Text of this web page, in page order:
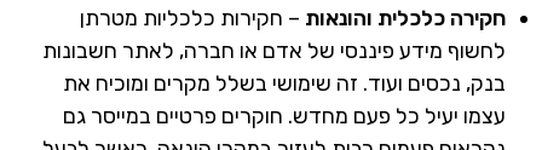
חקירה כלכלית והונאות – חקירות כלכליות מטרתן
לחשוף מידע פיננסי של אדם או חברה, לאתר חשבונות
בנק, נכסים ועוד. זה שימושי בשלל מקרים ומוכיח את
עצמו יעיל כל פעם מחדש. חוקרים פרטיים במייסר גם